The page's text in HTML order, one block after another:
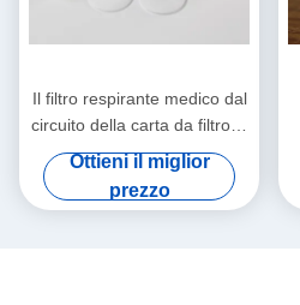
Il filtro respirante medico dal
circuito della carta da filtro di
HMEF HME ha ondulato la
carta da filtro
Ottieni il miglior
prezzo